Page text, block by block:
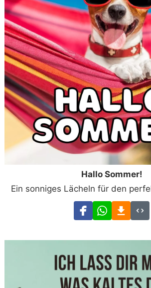
Hallo Sommer!
Ein sonniges Lächeln für den